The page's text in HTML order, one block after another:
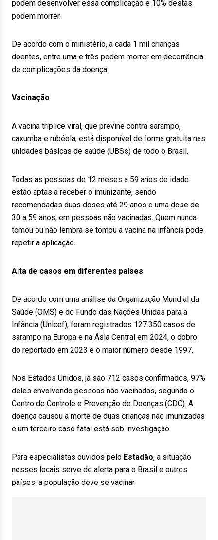
podem desenvolver essa complicação e 10% destas
podem morrer.
De acordo com o ministério, a cada 1 mil crianças
doentes, entre uma e três podem morrer em decorrência
de complicações da doença.
Vacinação
A vacina tríplice viral, que previne contra sarampo,
caxumba e rubéola, está disponível de forma gratuita nas
unidades básicas de saúde (UBSs) de todo o Brasil.
Todas as pessoas de 12 meses a 59 anos de idade
estão aptas a receber o imunizante, sendo
recomendadas duas doses até 29 anos e uma dose de
30 a 59 anos, em pessoas não vacinadas. Quem nunca
tomou ou não lembra se tomou a vacina na infância pode
repetir a aplicação.
Alta de casos em diferentes países
De acordo com uma análise da Organização Mundial da
Saúde (OMS) e do Fundo das Nações Unidas para a
Infância (Unicef), foram registrados 127.350 casos de
sarampo na Europa e na Ásia Central em 2024, o dobro
do reportado em 2023 e o maior número desde 1997.
Nos Estados Unidos, já são 712 casos confirmados, 97%
deles envolvendo pessoas não vacinadas, segundo o
Centro de Controle e Prevenção de Doenças (CDC). A
doença causou a morte de duas crianças não imunizadas
e um terceiro caso fatal está sob investigação.
Para especialistas ouvidos pelo Estadão, a situação
nesses locais serve de alerta para o Brasil e outros
países: a população deve se vacinar.